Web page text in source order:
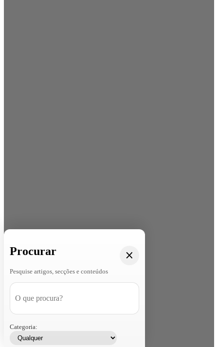
Procurar
Pesquise artigos, secções e conteúdos
Categoria: